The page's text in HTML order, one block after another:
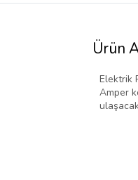
Ürün
Elektrik
Amper